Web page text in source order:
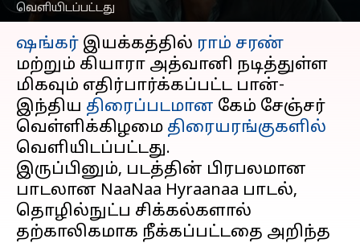
வெளியிடப்பட்டது
செய்தி முன்னோட்டம்
ஷங்கர் இயக்கத்தில் ராம் சரண்
மற்றும் கியாரா அத்வானி நடித்துள்ள
மிகவும் எதிர்பார்க்கப்பட்ட பான்-
இந்திய திரைப்படமான கேம் சேஞ்சர்
வெள்ளிக்கிழமை திரையரங்குகளில்
வெளியிடப்பட்டது.
இருப்பினும், படத்தின் பிரபலமான
பாடலான NaaNaa Hyraanaa பாடல்,
தொழில்நுட்ப சிக்கல்களால்
தற்காலிகமாக நீக்கப்பட்டதை அறிந்த